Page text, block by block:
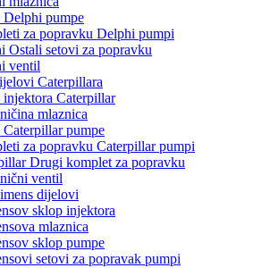
Delphi pumpe
za popravku Delphi pumpi
Ostali setovi za popravku
ventil
Caterpillara
injektora Caterpillar
mlaznica
Caterpillar pumpe
za popravku Caterpillar pumpi
Drugi komplet za popravku
ventil
dijelovi
sklop injektora
mlaznica
sklop pumpe
setovi za popravak pumpi